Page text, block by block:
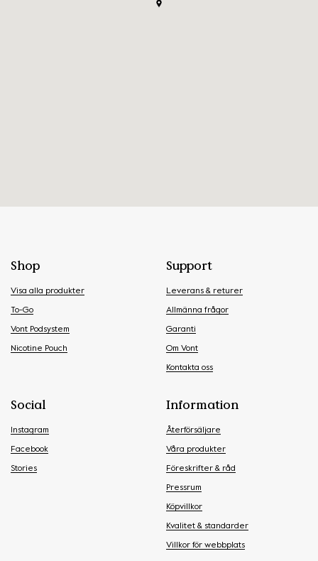
Shop
Visa alla produkter
To-Go
Vont Podsystem
Nicotine Pouch
Support
Leverans & returer
Allmänna frågor
Garanti
Om Vont
Kontakta oss
Social
Instagram
Facebook
Stories
Information
Återförsäljare
Våra produkter
Föreskrifter & råd
Pressrum
Köpvillkor
Kvalitet & standarder
Villkor för webbplats